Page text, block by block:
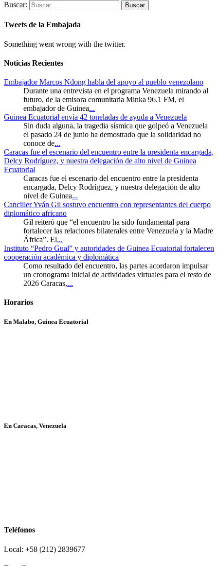
Buscar:
Tweets de la Embajada
Something went wrong with the twitter.
Noticias Recientes
Embajador Marcos Ndong habla del apoyo al pueblo venezolano
Durante una entrevista en el programa Venezuela mirando al
futuro, de la emisora comunitaria Minka 96.1 FM, el
embajador de Guinea...
Guinea Ecuatorial envía 42 toneladas de ayuda a Venezuela
Sin duda alguna, la tragedia sísmica que golpeó a Venezuela
el pasado 24 de junio ha demostrado que la solidaridad no
conoce de...
Caracas fue el escenario del encuentro entre la presidenta encargada,
Delcy Rodríguez, y nuestra delegación de alto nivel de Guinea
Ecuatorial
Caracas fue el escenario del encuentro entre la presidenta
encargada, Delcy Rodríguez, y nuestra delegación de alto
nivel de Guinea...
Canciller Yván Gil sostuvo encuentro con representantes del cuerpo
diplomático africano
Gil reiteró que “el encuentro ha sido fundamental para
fortalecer las relaciones bilaterales entre Venezuela y la Madre
África”. El...
Instituto “Pedro Gual” y autoridades de Guinea Ecuatorial fortalecen
cooperación académica y diplomática
Como resultado del encuentro, las partes acordaron impulsar
un cronograma inicial de actividades virtuales para el resto de
2026 Caracas,...
Horarios
En Malabo, Guinea Ecuatorial
En Caracas, Venezuela
Teléfonos
Local: +58 (212) 2839677